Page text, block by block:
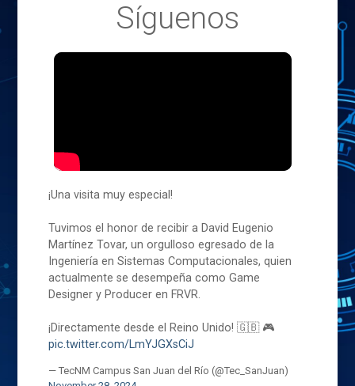
Síguenos
¡Una visita muy especial!
Tuvimos el honor de recibir a David Eugenio
Martínez Tovar, un orgulloso egresado de la
Ingeniería en Sistemas Computacionales, quien
actualmente se desempeña como Game
Designer y Producer en FRVR.
¡Directamente desde el Reino Unido! 🇬🇧 🎮
pic.twitter.com/LmYJGXsCiJ
— TecNM Campus San Juan del Río (@Tec_SanJuan)